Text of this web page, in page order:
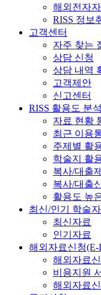
해외전자
RISS 정보
고객센터
자주 찾는
상담 신청
상담 내역
고객제안
신고센터
RISS 활용도 분석
자료 현황
최근 이용
주제별 활
학술지 활
복사/대출
복사/대출
활용도 높
최신/인기 학술
최신자료
인기자료
해외자료신청(E-
해외자료
비용지원
해외자료